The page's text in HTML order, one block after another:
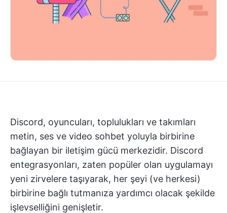
Discord, oyuncuları, toplulukları ve takımları
metin, ses ve video sohbet yoluyla birbirine
bağlayan bir iletişim gücü merkezidir. Discord
entegrasyonları, zaten popüler olan uygulamayı
yeni zirvelere taşıyarak, her şeyi (ve herkesi)
birbirine bağlı tutmanıza yardımcı olacak şekilde
işlevselliğini genişletir.